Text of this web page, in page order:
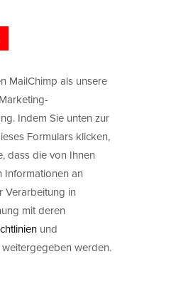
MailChimp als unsere
Indem Sie unten zur
Formulars klicken,
dass die von Ihnen
Informationen an
Verarbeitung in
mit deren
und
weitergegeben werden.